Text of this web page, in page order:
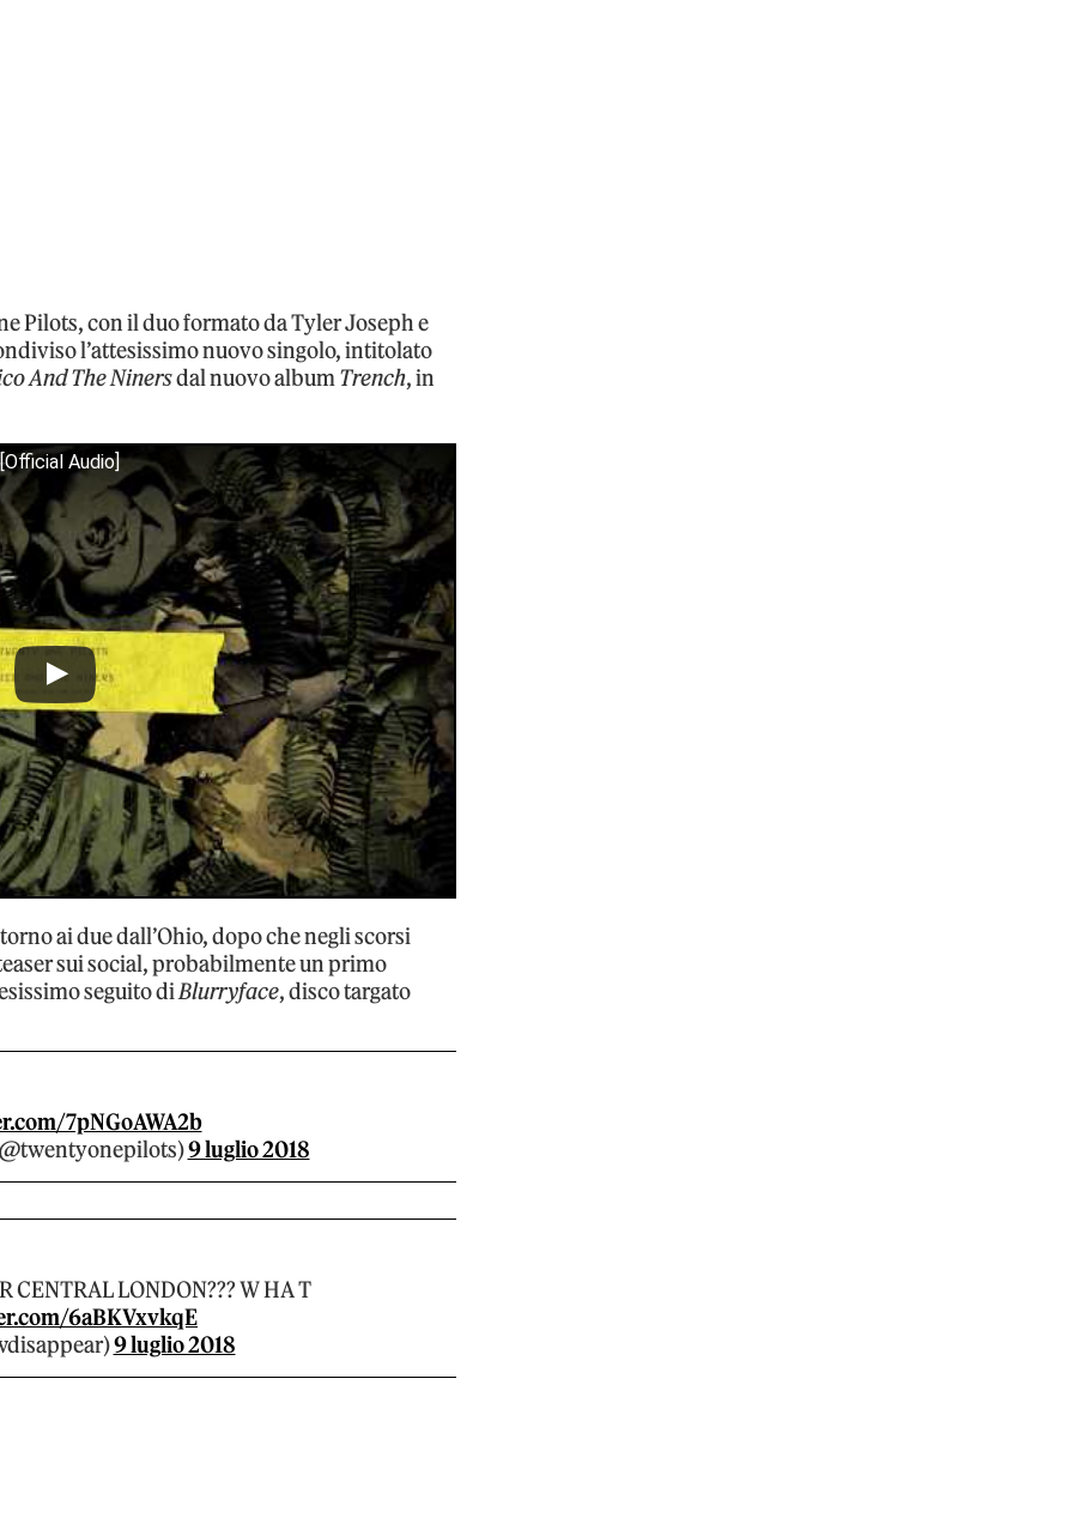
Pilots, con il duo formato da Tyler Joseph e
l’attesissimo nuovo singolo, intitolato
And The Ninersdal nuovo albumTrench, in
Audio]
ai due dall’Ohio, dopo che negli scorsi
sui social, probabilmente un primo
seguito diBlurryface, disco targato
7pNGoAWA2b
9 luglio 2018
CENTRAL LONDON??? W HA T
6aBKVxvkqE
9 luglio 2018